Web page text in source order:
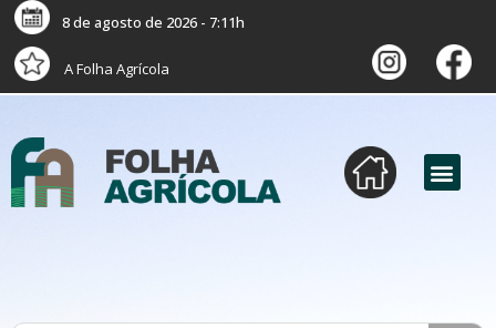
8 de agosto de 2026 - 7:11h
A Folha Agrícola